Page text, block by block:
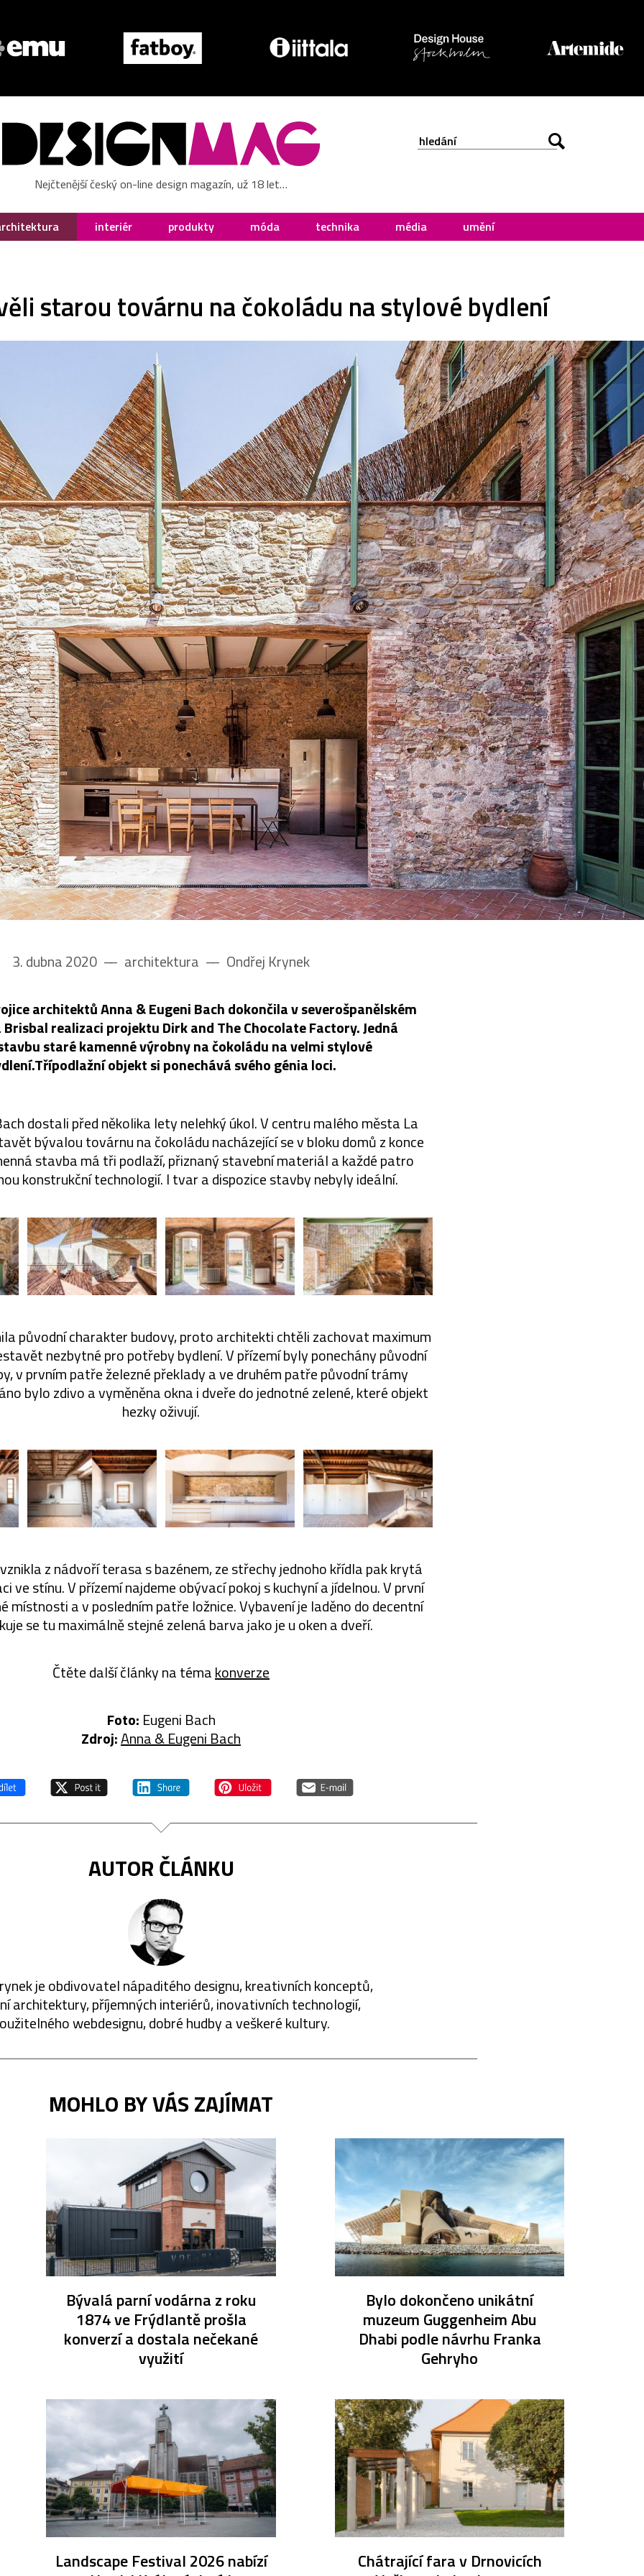
Nejčtenější český on-line design magazín, už 18 let…
interiér produkty móda technika média umění
starou továrnu na čokoládu na stylové bydlení
3. dubna 2020 –– architektura –– Ondřej Krynek
architektů Anna & Eugeni Bach dokončila v severošpanělském
Brisbal realizaci projektu Dirk and The Chocolate Factory. Jedná
staré kamenné výrobny na čokoládu na velmi stylové
objekt si ponechává svého génia loci.
dostali před několika lety nelehký úkol. V centru malého města La
bývalou továrnu na čokoládu nacházející se v bloku domů z konce
stavba má tři podlaží, přiznaný stavební materiál a každé patro
konstrukční technologií. I tvar a dispozice stavby nebyly ideální.
původní charakter budovy, proto architekti chtěli zachovat maximum
nezbytné pro potřeby bydlení. V přízemí byly ponechány původní
v prvním patře železné překlady a ve druhém patře původní trámy
bylo zdivo a vyměněna okna i dveře do jednotné zelené, které objekt
hezky oživují.
z nádvoří terasa s bazénem, ze střechy jednoho křídla pak krytá
ve stínu. V přízemí najdeme obývací pokoj s kuchyní a jídelnou. V první
místnosti a v posledním patře ložnice. Vybavení je laděno do decentní
se tu maximálně stejné zelená barva jako je u oken a dveří.
Čtěte další články na témakonverze
Foto: Eugeni Bach
Zdroj:Anna & Eugeni Bach
AUTOR ČLÁNKU
je obdivovatel nápaditého designu, kreativních konceptů,
architektury, příjemných interiérů, inovativních technologií,
webdesignu, dobré hudby a veškeré kultury.
MOHLO BY VÁS ZAJÍMAT
Bývalá parní vodárna z roku
1874 ve Frýdlantě prošla
konverzí a dostala nečekané
využití
Bylo dokončeno unikátní
muzeum Guggenheim Abu
Dhabi podle návrhu Franka
Gehryho
Landscape Festival 2026 nabízí Chátrající fara v Drnovicích